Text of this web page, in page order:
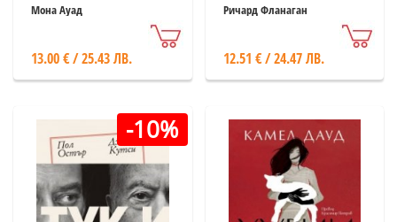
Мона Ауад
13.00 € / 25.43 ЛВ.
Ричард Фланаган
12.51 € / 24.47 ЛВ.
-10%